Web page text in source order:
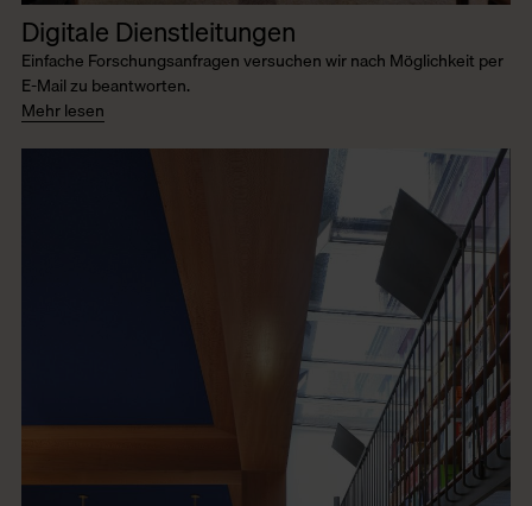
Digitale Dienstleitungen
Einfache Forschungsanfragen versuchen wir nach Möglichkeit per
E-Mail zu beantworten.
Mehr lesen